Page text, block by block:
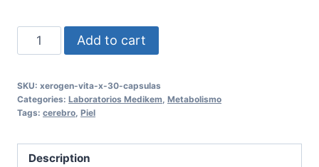
XEROGEN
VITA
30
CAPSULAS
Add to cart
SKU: xerogen-vita-x-30-capsulas
Categories: Laboratorios Medikem Metabolismo
Tags: cerebro Piel
Description